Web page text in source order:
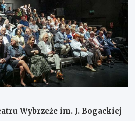
Wybrzeże im. J. Bogackiej